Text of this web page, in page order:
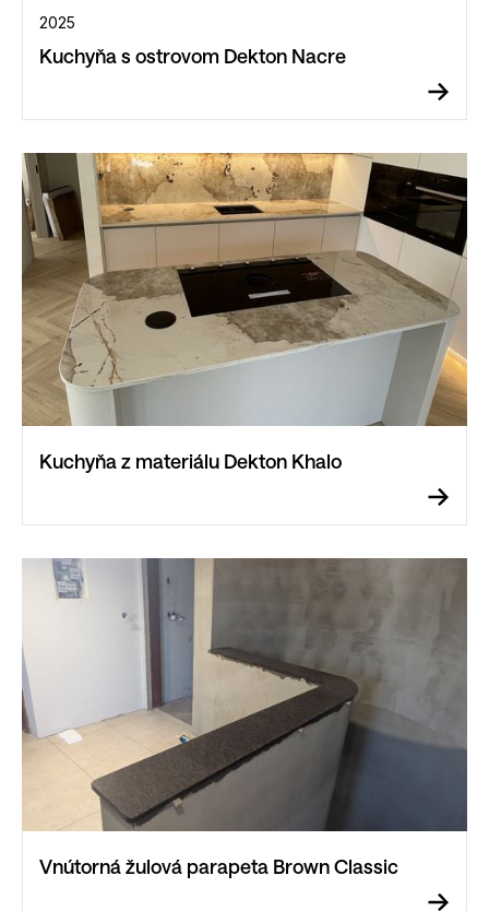
2025
Kuchyňa s ostrovom Dekton Nacre
Kuchyňa z materiálu Dekton Khalo
Vnútorná žulová parapeta Brown Classic